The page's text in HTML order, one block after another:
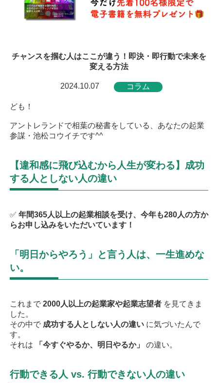
チャンスを掴む人はここが違う！即決・即行動で未来を
変える方法
2024.10.07 コラム
ども！
アントレランドで相葉の秘書をしている、あなたの起業
参謀・池松コウイチです^^
【違和感に飛び込むから人生が変わる】成功
する人としない人の違い
✅ 年間365人以上の起業相談を受け、今年も280人の方か
らお申し込みをいただいています！
「明日からやろう」と言う人は、一生進めな
い。
これまで 2000人以上の起業家や起業志望者 を見てきま
した。
その中で 成功する人としない人の違い に気づいたんで
す。
それは
「今すぐやるか、明日やるか」 の違い。
行動できる人 vs. 行動できない人の違い